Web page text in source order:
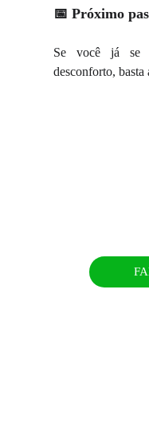
📅 Próximo
Se você já se
desconforto, basta